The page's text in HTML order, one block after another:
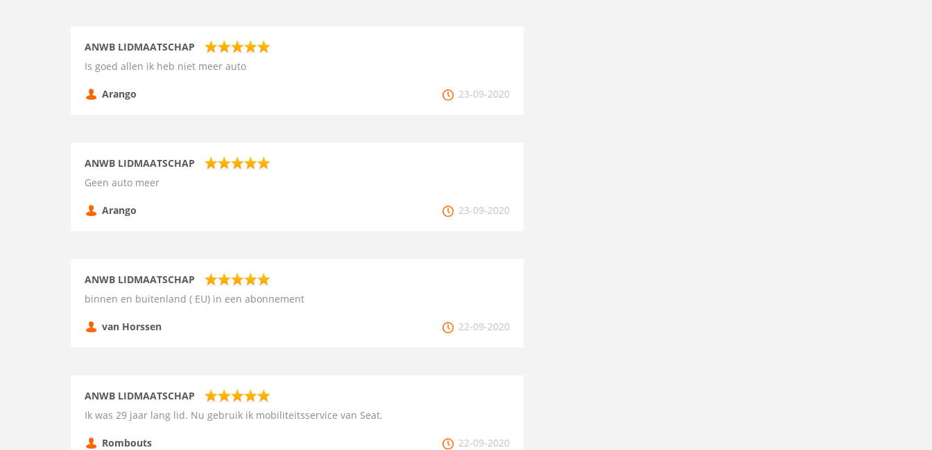
ANWB LIDMAATSCHAP
Is goed allen ik heb niet meer auto
Arango 23-09-2020
ANWB LIDMAATSCHAP
Geen auto meer
Arango 23-09-2020
ANWB LIDMAATSCHAP
binnen en buitenland ( EU) in een abonnement
van Horssen 22-09-2020
ANWB LIDMAATSCHAP
Ik was 29 jaar lang lid. Nu gebruik ik mobiliteitsservice van Seat.
Rombouts 22-09-2020